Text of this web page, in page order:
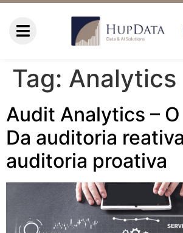
Tag: Analytics
Audit Analytics –
Da auditoria
auditoria proativa